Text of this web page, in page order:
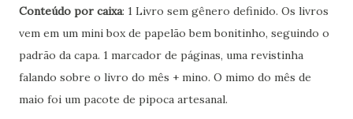
Conteúdo por caixa: 1 Livro sem gênero definido. Os livros
vem em um mini box de papelão bem bonitinho, seguindo o
padrão da capa. 1 marcador de páginas, uma revistinha
falando sobre o livro do mês + mino. O mimo do mês de
maio foi um pacote de pipoca artesanal.